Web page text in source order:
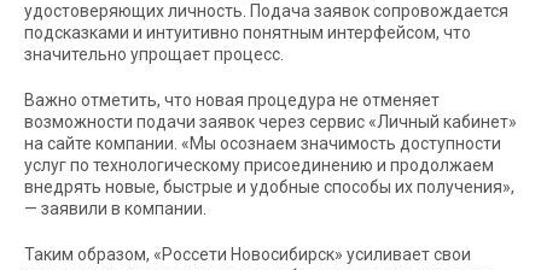
удостоверяющих личность. Подача заявок сопровождается
подсказками и интуитивно понятным интерфейсом, что
значительно упрощает процесс.
Важно отметить, что новая процедура не отменяет
возможности подачи заявок через сервис «Личный кабинет»
на сайте компании. «Мы осознаем значимость доступности
услуг по технологическому присоединению и продолжаем
внедрять новые, быстрые и удобные способы их получения»,
— заявили в компании.
Таким образом, «Россети Новосибирск» усиливает свои